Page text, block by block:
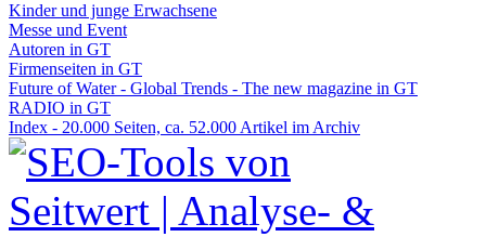
Kinder und junge Erwachsene
Messe und Event
Autoren in GT
Firmenseiten in GT
Future of Water - Global Trends - The new magazine in GT
RADIO in GT
Index - 20.000 Seiten, ca. 52.000 Artikel im Archiv